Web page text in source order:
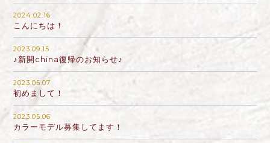
2024.02.16
こんにちは！
2023.09.15
♪新開china復帰のお知らせ♪
2023.05.07
初めまして！
2023.05.06
カラーモデル募集してます！